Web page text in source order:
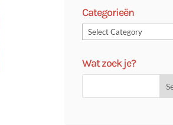
Categorieën
Wat zoek je?